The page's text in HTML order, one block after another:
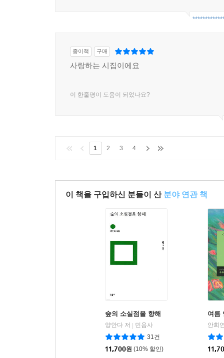
종이책 구매
사랑하는 시집이에요
이 한줄평이 도움이 되었나요?
1 2 3 4
이 책을 구입하신 분들이 산 분야 연관 책
숲의 소실점을 향해
양안다 저
민음사
31건
11,700원 (10% 할인)
여름
안희